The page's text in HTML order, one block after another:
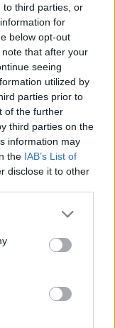
to third parties, or
for
below opt-out
that after your
seeing
utilized by
parties prior to
of the further
third parties on the
information may
the IAB’s List of
disclose it to other
puzzle
plus de plaisir
questionnaire
fortes chances
Daily Answers. Ne
a créé cette
les nouvelles
vos signets afin
vous puissiez
du
Recherche